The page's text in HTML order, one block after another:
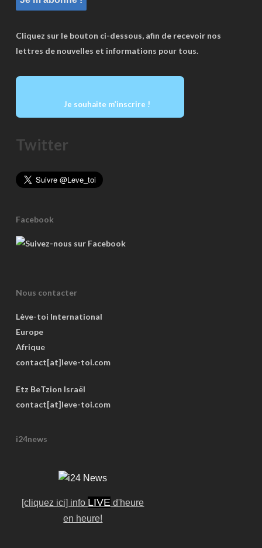
Cliquez sur le bouton ci-dessous, afin de recevoir nos
lettres de nouvelles et informations pour tous.
Je souhaite m’inscrire !
Twitter
Facebook
Nous contacter
Lève-toi International
Europe
Afrique
contact[at]leve-toi.com
Etz BeTzion Israël
contact[at]leve-toi.com
i24news
[cliquez ici] info LIVE d'heure
en heure!